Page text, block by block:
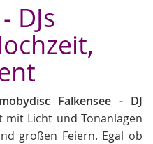
DJs
mobydisc Falkensee - DJ
mit Licht und Tonanlagen
großen Feiern. Egal ob